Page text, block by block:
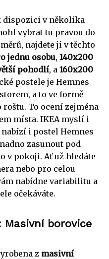
dispozici v několika
vybrat tu pravou do
najdete ji v těchto
jednu osobu, 140x200
pohodlí, a 160x200
postele je Hemnes
a to ve formě
To ocení zejména
místa. IKEA myslí i
i postel Hemnes
zasunout pod
v pokoji. Ať už hledáte
nebo pro celou
nabídne variabilitu a
očekáváte.
borovice
z masivní